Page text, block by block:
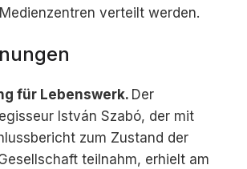
verteilt werden.
für Lebenswerk. Der
István Szabó, der mit
zum Zustand der
teilnahm, erhielt am